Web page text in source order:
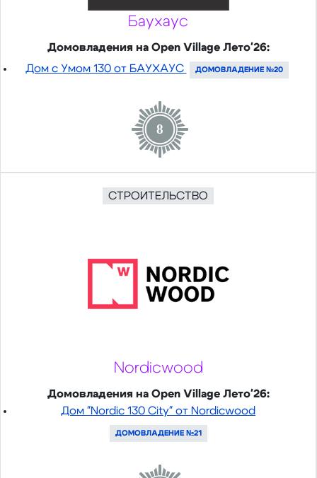
Баухаус
Домовладения на Open Village Лето'26:
Дом с Умом 130 от БАУХАУС
ДОМОВЛАДЕНИЕ №20
8
СТРОИТЕЛЬСТВО
Nordicwood
Домовладения на Open Village Лето'26:
Дом "Nordic 130 City" от Nordicwood
ДОМОВЛАДЕНИЕ №21